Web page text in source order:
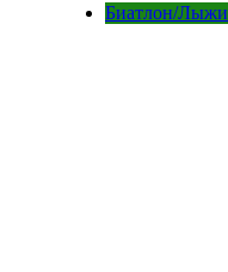
Биатлон/Лыжи